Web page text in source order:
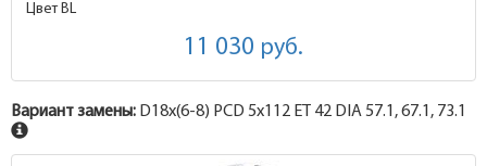
Цвет BL
11 030 руб.
Вариант замены: D18x(6-8) PCD 5x112 ET 42 DIA 57.1, 67.1, 73.1